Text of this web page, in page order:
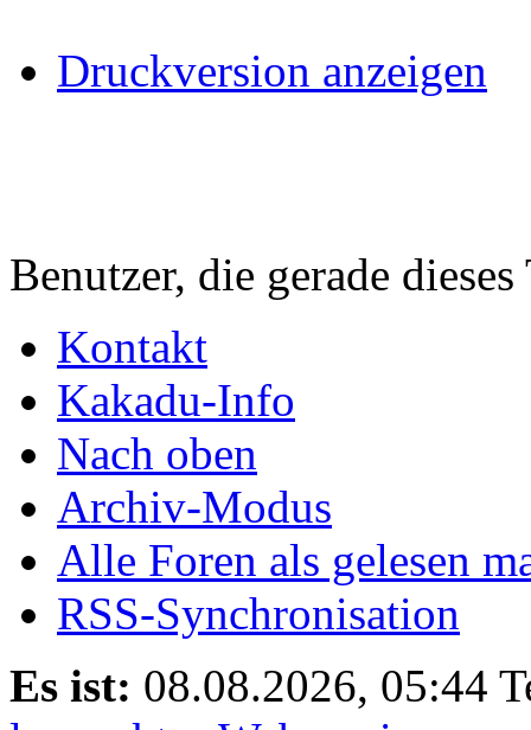
Druckversion anzeigen
Benutzer, die gerade
Kontakt
Kakadu-Info
Nach oben
Archiv-Modus
Alle Foren als gelesen
RSS-Synchronisation
Es ist: 08.08.2026, 05:44